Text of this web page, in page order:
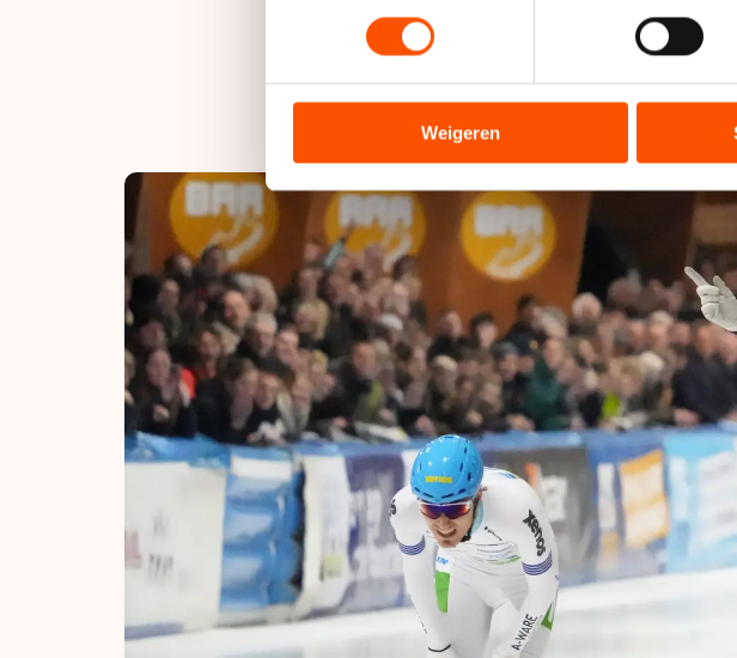
toestemming op elk moment wijzigen of intrekken in
analyseren. We delen informatie over uw gebruik
analyse. Zij kunnen deze combineren met andere
hun services. Sommige partners kunnen gegevens
adequaat beschermingsniveau geldt volgens de
Meer informatie vindt u in ons cookiebeleid
Weigeren
Jan de Groot en Chiel Smit aan het
handtekening onder een nieuw contract.